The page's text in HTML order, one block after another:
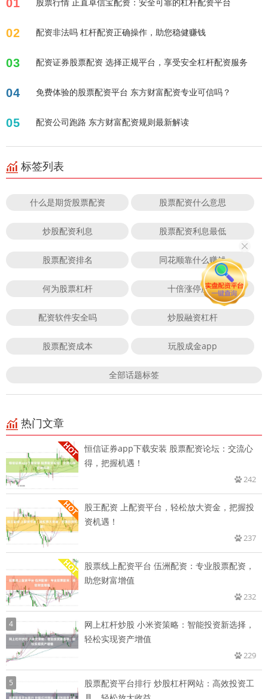
01
02 配资非法吗 杠杆配资正确操作，助您稳健赚钱
03 配资证券股票配资 选择正规平台，享受安全杠杆配资服务
04 免费体验的股票配资平台 东方财富配资专业可信吗？
05 配资公司跑路 东方财富配资规则最新解读
标签列表
什么是期货股票配资 股票配资什么意思
炒股配资利息 股票配资利息最低
股票配资排名 同花顺靠什么赚钱
何为股票杠杆 十倍涨停股票
配资软件安全吗 炒股融资杠杆
股票配资成本 玩股成金app
全部话题标签
热门文章
恒信证券app下载安装 股票配资论坛：交流心
得，把握机遇！
242
股王配资 上配资平台，轻松放大资金，把握投
资机遇！
237
股票线上配资平台 伍洲配资：专业股票配资，
助您财富增值
232
4
网上杠杆炒股 小米资策略：智能投资新选择，
轻松实现资产增值
229
5
股票配资平台排行 炒股杠杆网站：高效投资工